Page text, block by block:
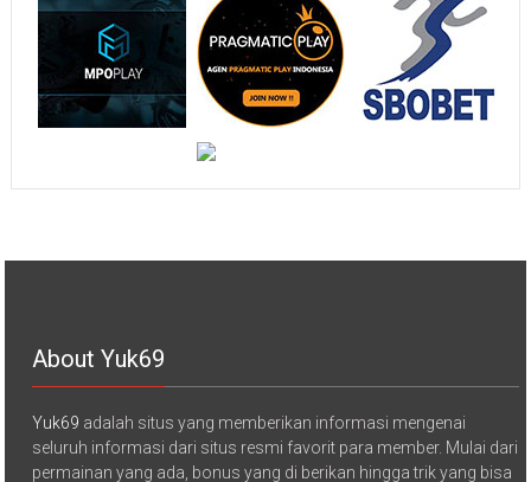
About Yuk69
Yuk69 adalah situs yang memberikan informasi mengenai
seluruh informasi dari situs resmi favorit para member. Mulai dari
permainan yang ada, bonus yang di berikan hingga trik yang bisa